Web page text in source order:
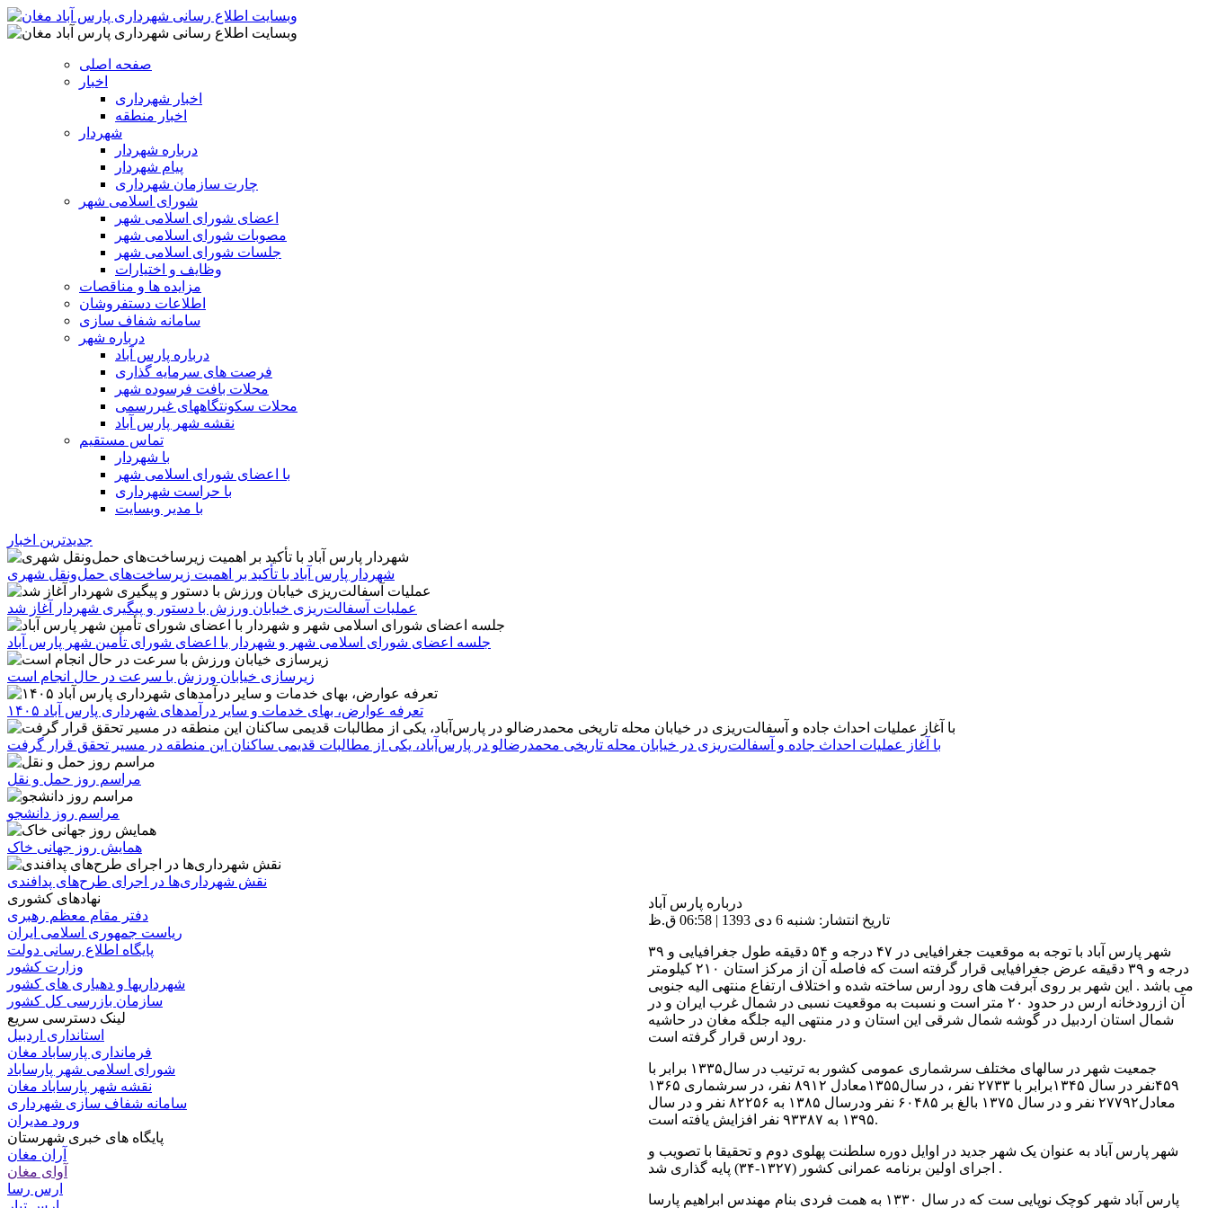
صفحه اصلی
اخبار
اخبار شهرداری
اخبار منطقه
شهردار
درباره شهردار
پیام شهردار
چارت سازمان شهرداری
شورای اسلامی شهر
اعضای شورای اسلامی شهر
مصوبات شورای اسلامی شهر
جلسات شورای اسلامی شهر
وظایف و اختیارات
مزایده ها و مناقصات
اطلاعات دستفروشان
سامانه شفاف سازی
درباره شهر
درباره پارس آباد
فرصت های سرمایه گذاری
محلات بافت فرسوده شهر
محلات سکونتگاههای غیررسمی
نقشه شهر پارس آباد
تماس مستقیم
با شهردار
با اعضای شورای اسلامی شهر
با حراست شهرداری
با مدیر وبسایت
جدیدترین اخبار
شهردار پارس آباد با تأکید بر اهمیت زیرساخت‌های حمل‌ونقل شهری
عملیات آسفالت‌ریزی خیابان ورزش با دستور و پیگیری شهردار آغاز شد
جلسه اعضای شورای اسلامی شهر و شهردار با اعضای شورای تأمین شهر پارس آباد
زیرسازی خیابان ورزش با سرعت در حال انجام است
تعرفه عوارض، بهای خدمات و سایر درآمدهای شهرداری پارس آباد ۱۴۰۵
با آغاز عملیات احداث جاده و آسفالت‌ریزی در خیابان محله تاریخی محمدرضالو در پارس‌آباد، یکی از مطالبات قدیمی ساکنان این منطقه در مسیر تحقق قرار گرفت
مراسم روز حمل و نقل
مراسم روز دانشجو
همایش روز جهانی خاک
نقش شهرداری‌ها در اجرای طرح‌های پدافندی
درباره پارس آباد
تاریخ انتشار: شنبه 6 دی 1393 | 06:58 ق.ظ
شهر پارس آباد با توجه به موقعیت جغرافیایی در ۴۷ درجه و ۵۴ دقیقه طول جغرافیایی و ۳۹
درجه و ۳۹ دقیقه عرض جغرافیایی قرار گرفته است که فاصله آن از مرکز استان ۲۱۰ کیلومتر
می باشد . این شهر بر روی آبرفت های رود ارس ساخته شده و اختلاف ارتفاع منتهی الیه جنوبی
آن ازرودخانه ارس در حدود ۲۰ متر است و نسبت به موقعیت نسبی در شمال غرب ایران و در
شمال استان اردبیل در گوشه شمال شرقی این استان و در منتهی الیه جلگه مغان در حاشیه
رود ارس قرار گرفته است.
جمعیت شهر در سالهای مختلف سرشماری عمومی کشور به ترتیب در سال۱۳۳۵ برابر با
۴۵۹نفر در سال ۱۳۴۵برابر با ۲۷۳۳ نفر ، در سال۱۳۵۵معادل ۸۹۱۲ نفر، در سرشماری ۱۳۶۵
معادل۲۷۷۹۲ نفر و در سال ۱۳۷۵ بالغ بر ۶۰۴۸۵ نفر ودرسال ۱۳۸۵ به ۸۲۲۵۶ نفر و در سال
۱۳۹۵ به ۹۳۳۸۷ نفر افزایش یافته است.
شهر پارس آباد به عنوان یک شهر جدید در اوایل دوره سلطنت پهلوی دوم و تحقیقا با تصویب و
اجرای اولین برنامه عمرانی کشور (۱۳۲۷-۳۴) پایه گذاری شد .
پارس آباد شهر کوچک نوپایی ست که در سال ۱۳۳۰ به همت فردی بنام مهندس ابراهیم پارسا
نهادهای کشوری
دفتر مقام معظم رهبری
ریاست جمهوری اسلامی ایران
پایگاه اطلاع رسانی دولت
وزارت کشور
شهرداریها و دهیاری های کشور
سازمان بازرسی کل کشور
لینک دسترسی سریع
استانداری اردبیل
فرمانداری پارساباد مغان
شورای اسلامی شهر پارساباد
نقشه شهر پارساباد مغان
سامانه شفاف سازی شهرداری
ورود مدیران
پایگاه های خبری شهرستان
آران مغان
آوای مغان
ارس رسا